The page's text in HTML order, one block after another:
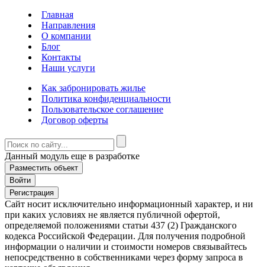
Главная
Направления
О компании
Блог
Контакты
Наши услуги
Как забронировать жилье
Политика конфиденциальности
Пользовательское соглашение
Договор оферты
Данный модуль еще в разработке
Разместить объект
Войти
Регистрация
Сайт носит исключительно информационный характер, и ни
при каких условиях не является публичной офертой,
определяемой положениями статьи 437 (2) Гражданского
кодекса Российской Федерации. Для получения подробной
информации о наличии и стоимости номеров связывайтесь
непосредственно в собственниками через форму запроса в